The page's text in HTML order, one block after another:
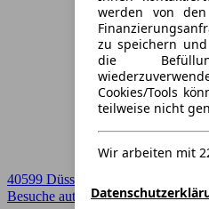
werden von
zu speichern
die
Cookies/Tools
teilweise nicht
Wir arbeiten mit
40599 Düsseldorf
Besuche autoscout24.de➚